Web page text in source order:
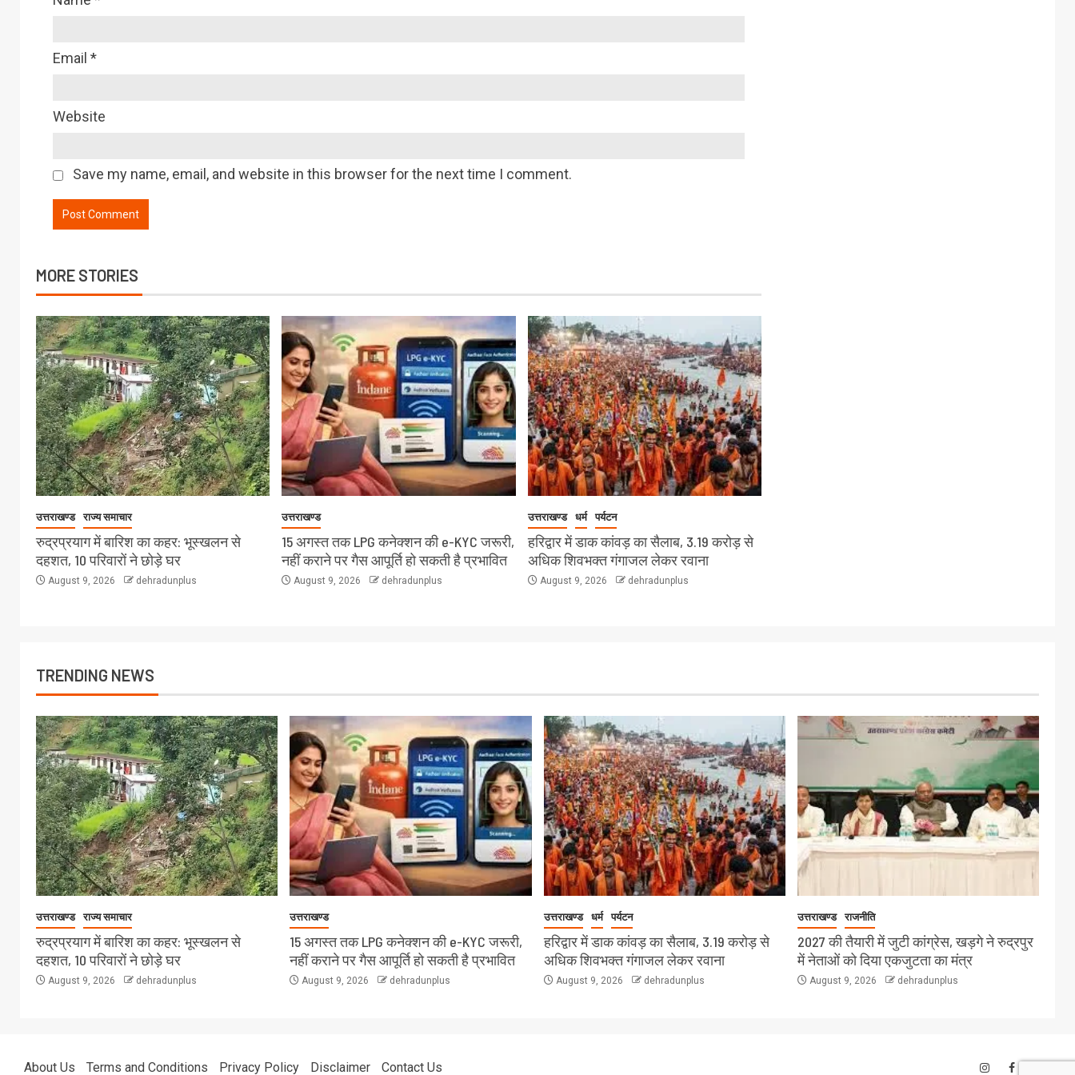
Email *
Website
Save my name, email, and website in this browser for the next time I comment.
MORE STORIES
उत्तराखण्ड राज्य समाचार
रुद्रप्रयाग में बारिश का कहर: भूस्खलन से
दहशत, 10 परिवारों ने छोड़े घर
August 9, 2026 dehradunplus
उत्तराखण्ड
15 अगस्त तक LPG कनेक्शन की e-KYC जरूरी,
नहीं कराने पर गैस आपूर्ति हो सकती है प्रभावित
August 9, 2026 dehradunplus
उत्तराखण्ड धर्म पर्यटन
हरिद्वार में डाक कांवड़ का सैलाब, 3.19 करोड़ से
अधिक शिवभक्त गंगाजल लेकर रवाना
August 9, 2026 dehradunplus
TRENDING NEWS
उत्तराखण्ड राज्य समाचार
रुद्रप्रयाग में बारिश का कहर: भूस्खलन से
दहशत, 10 परिवारों ने छोड़े घर
August 9, 2026 dehradunplus
उत्तराखण्ड
15 अगस्त तक LPG कनेक्शन की e-KYC जरूरी,
नहीं कराने पर गैस आपूर्ति हो सकती है प्रभावित
August 9, 2026 dehradunplus
उत्तराखण्ड धर्म पर्यटन
हरिद्वार में डाक कांवड़ का सैलाब, 3.19 करोड़ से
अधिक शिवभक्त गंगाजल लेकर रवाना
August 9, 2026 dehradunplus
उत्तराखण्ड राजनीति
2027 की तैयारी में जुटी कांग्रेस, खड़गे ने रुद्रपुर
में नेताओं को दिया एकजुटता का मंत्र
August 9, 2026 dehradunplus
About Us Terms and Conditions Privacy Policy Disclaimer Contact Us